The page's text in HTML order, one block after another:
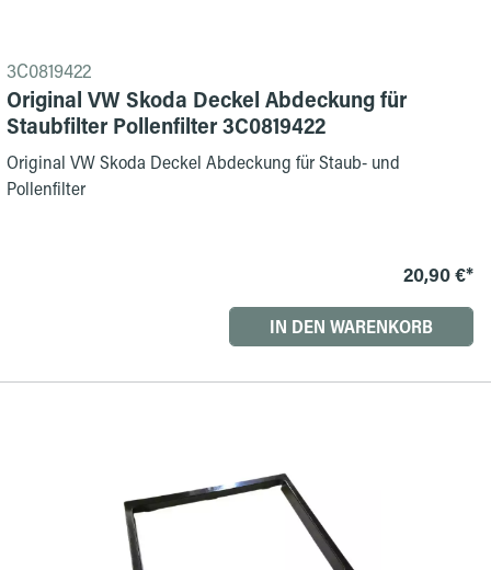
3C0819422
Original VW Skoda Deckel Abdeckung für
Staubfilter Pollenfilter 3C0819422
Original VW Skoda Deckel Abdeckung für Staub- und
Pollenfilter
20,90 €*
IN DEN WARENKORB